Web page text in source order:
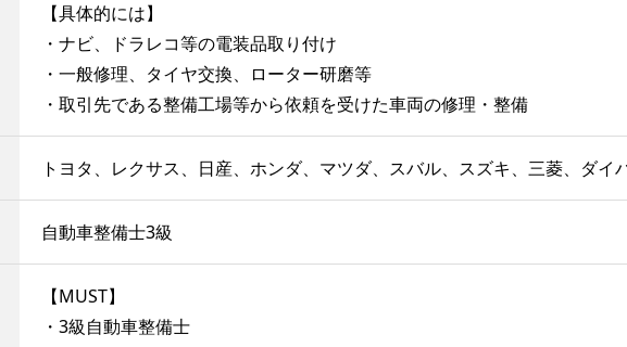
【具体的には】
・ナビ、ドラレコ等の電装品取り付け
・一般修理、タイヤ交換、ローター研磨等
・取引先である整備工場等から依頼を受けた車両の修理・整備
トヨタ、レクサス、日産、ホンダ、マツダ、スバル、スズキ、三菱、ダイ
自動車整備士3級
【MUST】
・3級自動車整備士